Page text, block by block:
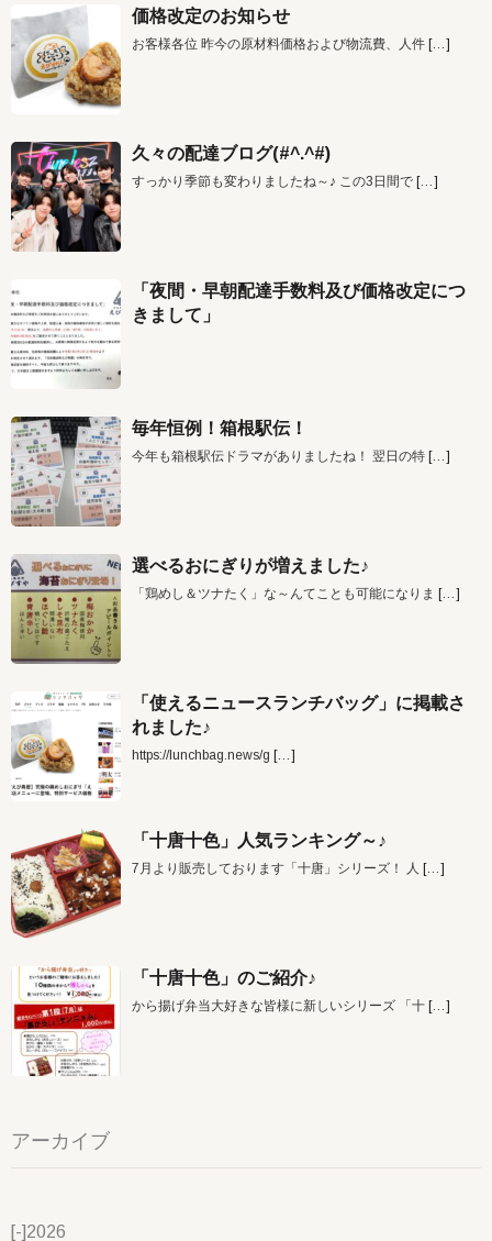
価格改定のお知らせ
お客様各位 昨今の原材料価格および物流費、人件 […]
久々の配達ブログ(#^.^#)
すっかり季節も変わりましたね～♪ この3日間で […]
「夜間・早朝配達手数料及び価格改定につ
きまして」
毎年恒例！箱根駅伝！
今年も箱根駅伝ドラマがありましたね！ 翌日の特 […]
選べるおにぎりが増えました♪
「鶏めし＆ツナたく」な～んてことも可能になりま […]
「使えるニュースランチバッグ」に掲載さ
れました♪
https://lunchbag.news/g […]
「十唐十色」人気ランキング～♪
7月より販売しております「十唐」シリーズ！ 人 […]
「十唐十色」のご紹介♪
から揚げ弁当大好きな皆様に新しいシリーズ 「十 […]
アーカイブ
[-]2026